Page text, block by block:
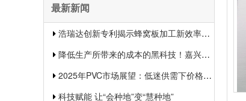
最新新闻
浩瑞达创新专利揭示蜂窝板加工新效率提升行业竞争力
降低生产所带来的成本的黑科技！嘉兴中集新材料的生物质蜂窝板专利申报引发热议
2025年PVC市场展望：低迷供需下价格或将下滑
科技赋能 让“会种地”变“慧种地”